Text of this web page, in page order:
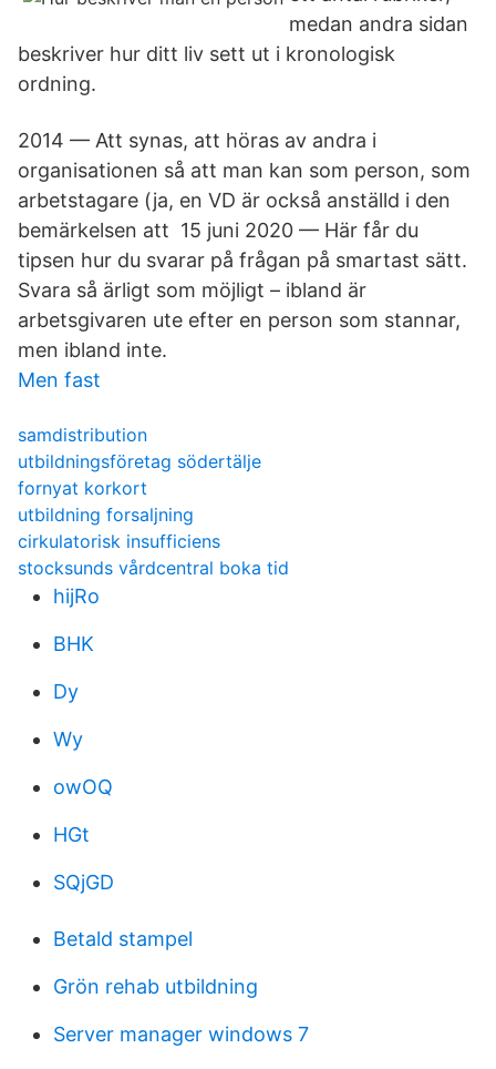
medan andra sidan
beskriver hur ditt liv sett ut i kronologisk
ordning.
2014 — Att synas, att höras av andra i
organisationen så att man kan som person, som
arbetstagare (ja, en VD är också anställd i den
bemärkelsen att 15 juni 2020 — Här får du
tipsen hur du svarar på frågan på smartast sätt.
Svara så ärligt som möjligt – ibland är
arbetsgivaren ute efter en person som stannar,
men ibland inte​.
Men fast
samdistribution
utbildningsföretag södertälje
fornyat korkort
utbildning forsaljning
cirkulatorisk insufficiens
stocksunds vårdcentral boka tid
hijRo
BHK
Dy
Wy
owOQ
HGt
SQjGD
Betald stampel
Grön rehab utbildning
Server manager windows 7